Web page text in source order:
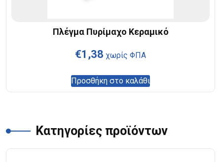
Πλέγμα Πυρίμαχο Κεραμικό
€1,38 χωρίς ΦΠΑ
Προσθήκη στο καλάθι
Κατηγορίες προϊόντων